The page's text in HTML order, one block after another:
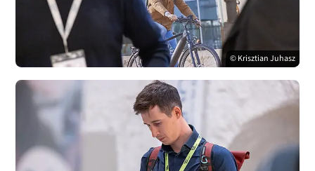
© Krisztian Juhasz